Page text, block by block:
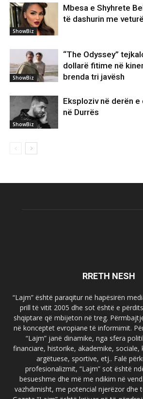
ShowBiz
Mbesa e Shyhrete
të dashurin me
ShowBiz
“The Odyssey”
dollarë fitime në
brenda tri javësh
ShowBiz
Eksploziv në derën
në Durrës
RRETH NESH
“Lajm” është paraqitur në hapësirën
prill të vitit 2005 dhe sot është e
shqiptare që mbijeton në treg.
në konceptet evropiane të informimit.
“Lajm” janë dinamike, nga sfera
financiare, historike, akademike, sociale,
argëtuese, sportive, etj.. Falë
profesionalizmit, “Lajm” sot është
besueshme dhe më me ndikim në
vazhdimisht, me potencial njerëzor dhe